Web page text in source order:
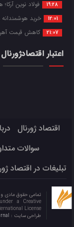
19:28 فولاد نوین
12:01 خرید هوشمندانه
21:07 کاهش قیمت آهن
اعتبار اقتصادژورنال
اقتصاد ژورنال
سوالات
تبلیغات در اقتصاد
تمامی حقوق مادی و
a Creative
License ©️
طراحی سایت :